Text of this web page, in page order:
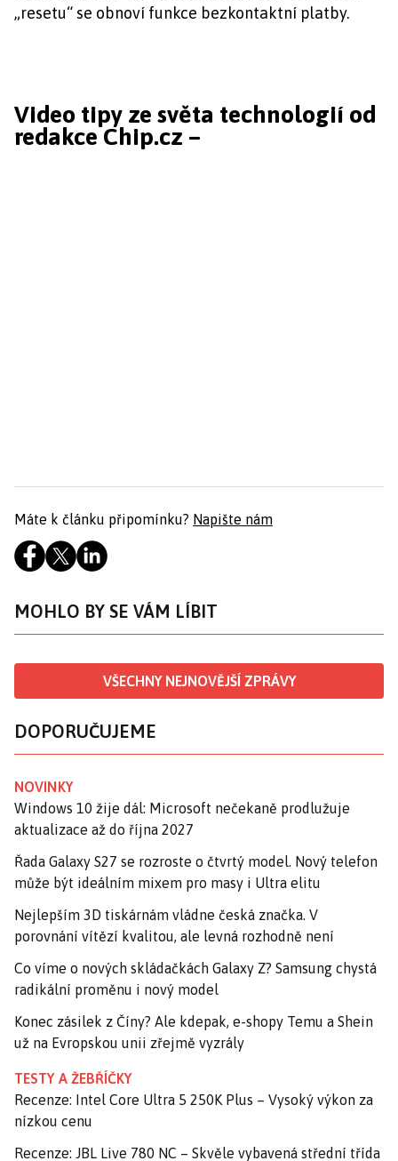
„resetu“ se obnoví funkce bezkontaktní platby.
Video tipy ze světa technologií od
redakce Chip.cz –
Máte k článku připomínku? Napište nám
MOHLO BY SE VÁM LÍBIT
VŠECHNY NEJNOVĚJŠÍ ZPRÁVY
DOPORUČUJEME
NOVINKY
Windows 10 žije dál: Microsoft nečekaně prodlužuje
aktualizace až do října 2027
Řada Galaxy S27 se rozroste o čtvrtý model. Nový telefon
může být ideálním mixem pro masy i Ultra elitu
Nejlepším 3D tiskárnám vládne česká značka. V
porovnání vítězí kvalitou, ale levná rozhodně není
Co víme o nových skládačkách Galaxy Z? Samsung chystá
radikální proměnu i nový model
Konec zásilek z Číny? Ale kdepak, e-shopy Temu a Shein
už na Evropskou unii zřejmě vyzrály
TESTY A ŽEBŘÍČKY
Recenze: Intel Core Ultra 5 250K Plus – Vysoký výkon za
nízkou cenu
Recenze: JBL Live 780 NC – Skvěle vybavená střední třída